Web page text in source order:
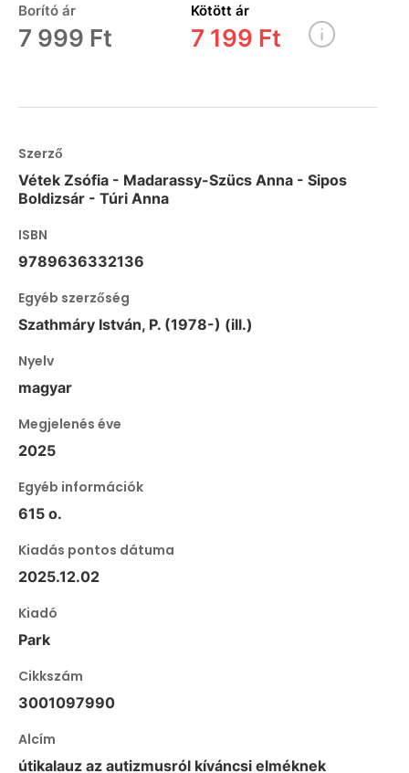
Borító ár
7 999 Ft
Kötött ár
7 199 Ft
Szerző
Vétek Zsófia - Madarassy-Szücs Anna - Sipos
Boldizsár - Túri Anna
ISBN
9789636332136
Egyéb szerzőség
Szathmáry István, P. (1978-) (ill.)
Nyelv
magyar
Megjelenés éve
2025
Egyéb információk
615 o.
Kiadás pontos dátuma
2025.12.02
Kiadó
Park
Cikkszám
3001097990
Alcím
útikalauz az autizmusról kíváncsi elméknek